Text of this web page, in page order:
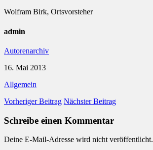
Wolfram Birk, Ortsvorsteher
admin
Autorenarchiv
16. Mai 2013
Allgemein
Vorheriger Beitrag Nächster Beitrag
Schreibe einen Kommentar
Deine E-Mail-Adresse wird nicht veröffentlicht.